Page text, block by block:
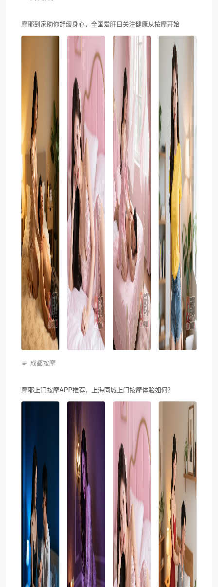
摩耶到家助你舒缓身心，全国爱肝日关注健康从按摩开始
成都按摩
摩耶上门按摩APP推荐，上海同城上门按摩体验如何？